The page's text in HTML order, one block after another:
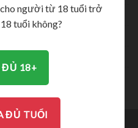
THỨC
cho người từ 18 tuổi trở
tuổi không?
ĐỦ 18+
ĐỦ TUỔI